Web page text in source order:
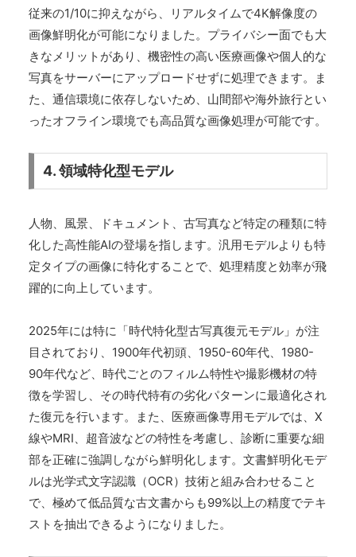
従来の1/10に抑えながら、リアルタイムで4K解像度の
画像鮮明化が可能になりました。プライバシー面でも大
きなメリットがあり、機密性の高い医療画像や個人的な
写真をサーバーにアップロードせずに処理できます。ま
た、通信環境に依存しないため、山間部や海外旅行とい
ったオフライン環境でも高品質な画像処理が可能です。
4. 領域特化型モデル
人物、風景、ドキュメント、古写真など特定の種類に特
化した高性能AIの登場を指します。汎用モデルよりも特
定タイプの画像に特化することで、処理精度と効率が飛
躍的に向上しています。
2025年には特に「時代特化型古写真復元モデル」が注
目されており、1900年代初頭、1950-60年代、1980-
90年代など、時代ごとのフィルム特性や撮影機材の特
徴を学習し、その時代特有の劣化パターンに最適化され
た復元を行います。また、医療画像専用モデルでは、X
線やMRI、超音波などの特性を考慮し、診断に重要な細
部を正確に強調しながら鮮明化します。文書鮮明化モデ
ルは光学式文字認識（OCR）技術と組み合わせること
で、極めて低品質な古文書からも99%以上の精度でテキ
ストを抽出できるようになりました。